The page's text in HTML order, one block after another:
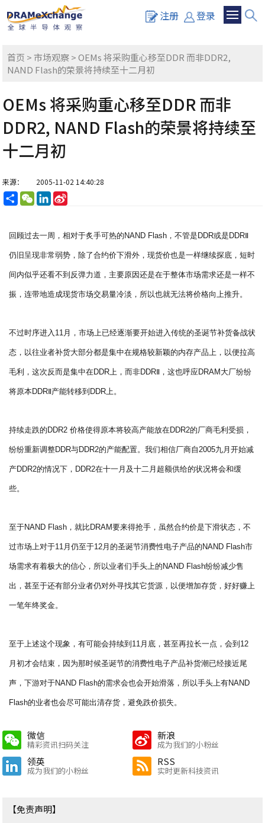
注册 登录
首页 >市场观察> OEMs 将采购重心移至DDR 而非DDR2,
NAND Flash的荣景将持续至十二月初
OEMs 将采购重心移至DDR 而非
DDR2, NAND Flash的荣景将持续至
十二月初
来源： 2005-11-02 14:40:28
分
享
WeChatLinkedIn
回顾过去一周，相对于炙手可热的NAND Flash，不管是DDR或是DDRⅡ
仍旧呈现非常弱势，除了合约价下滑外，现货价也是一样继续探底，短时
间内似乎还看不到反弹力道，主要原因还是在于整体市场需求还是一样不
振，连带地造成现货市场交易量冷淡，所以也就无法将价格向上推升。
不过时序进入11月，市场上已经逐渐要开始进入传统的圣诞节补货备战状
态，以往业者补货大部分都是集中在规格较新颖的内存产品上，以便拉高
毛利，这次反而是集中在DDR上，而非DDRⅡ，这也呼应DRAM大厂纷纷
将原本DDRⅡ产能转移到DDR上。
持续走跌的DDR2 价格使得原本将较高产能放在DDR2的厂商毛利受损，
纷纷重新调整DDR与DDR2的产能配置。我们相信厂商自2005九月开始减
产DDR2的情况下，DDR2在十一月及十二月超额供给的状况将会和缓
些。
至于NAND Flash，就比DRAM要来得抢手，虽然合约价是下滑状态，不
过市场上对于11月仍至于12月的圣诞节消费性电子产品的NAND Flash市
场需求有着极大的信心，所以业者们手头上的NAND Flash纷纷减少售
出，甚至于还有部分业者仍对外寻找其它货源，以便增加存货，好好赚上
一笔年终奖金。
至于上述这个现象，有可能会持续到11月底，甚至再拉长一点，会到12
月初才会结束，因为那时候圣诞节的消费性电子产品补货潮已经接近尾
声，下游对于NAND Flash的需求会也会开始滑落，所以手头上有NAND
Flash的业者也会尽可能出清存货，避免跌价损失。
微信
精彩资讯扫码关注
新浪
成为我们的小粉丝
领英
成为我们的小粉丝
RSS
实时更新科技资讯
【免责声明】